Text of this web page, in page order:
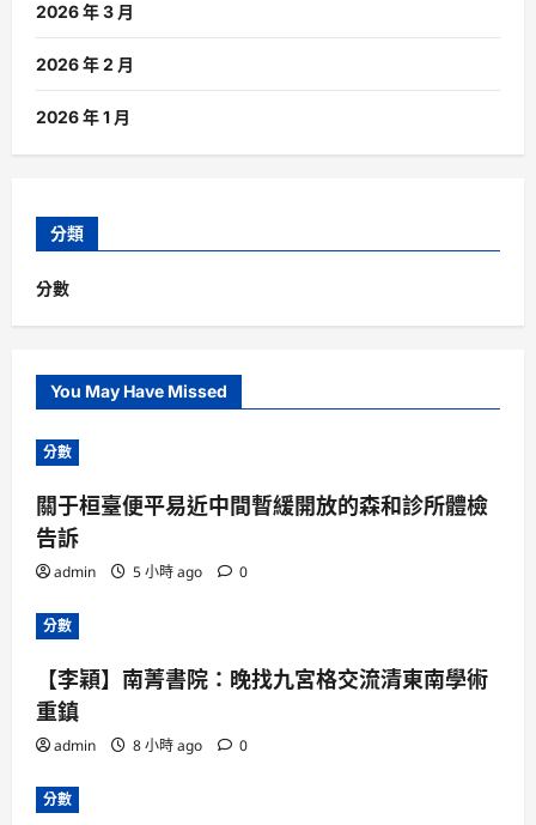
2026 年 3 月
2026 年 2 月
2026 年 1 月
分類
分數
You May Have Missed
分數
關于桓臺便平易近中間暫緩開放的森和診所體檢
告訴
admin 5 小時 ago 0
分數
【李穎】南菁書院：晚找九宮格交流清東南學術
重鎮
admin 8 小時 ago 0
分數